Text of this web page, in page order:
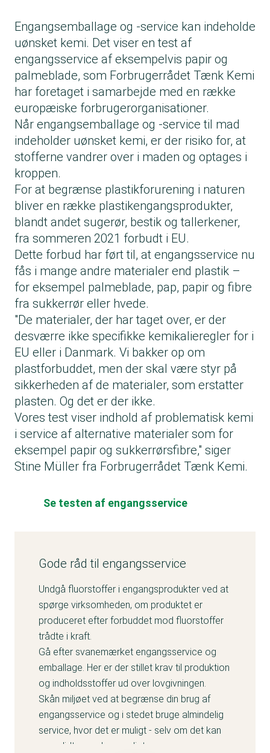
Engangsemballage og -service kan indeholde
uønsket kemi. Det viser en test af
engangsservice af eksempelvis papir og
palmeblade, som Forbrugerrådet Tænk Kemi
har foretaget i samarbejde med en række
europæiske forbrugerorganisationer.
Når engangsemballage og -service til mad
indeholder uønsket kemi, er der risiko for, at
stofferne vandrer over i maden og optages i
kroppen.
For at begrænse plastikforurening i naturen
bliver en række plastikengangsprodukter,
blandt andet sugerør, bestik og tallerkener,
fra sommeren 2021 forbudt i EU.
Dette forbud har ført til, at engangsservice nu
fås i mange andre materialer end plastik –
for eksempel palme­blade, pap, papir og fibre
fra sukkerrør eller hvede.
"De materialer, der har taget over, er der
desværre ikke specifikke kemikalieregler for i
EU eller i Danmark. Vi bakker op om
plastforbuddet, men der skal være styr på
sikkerheden af de materialer, som erstatter
plasten. Og det er der ikke.
Vores test viser indhold af problema­tisk kemi
i service af alternative materialer som for
eksempel papir og sukkerrørsfibre," siger
Stine ­Müller fra Forbrugerrådet Tænk Kemi.
Se testen af engangsservice
Gode råd til engangsservice
Undgå fluorstoffer i engangsprodukter ved at
spørge virksomheden, om produktet er
produceret efter forbuddet mod fluorstoffer
trådte i kraft.
Gå efter svanemærket engangsservice og
emballage. Her er der stillet krav til produktion
og indholdsstoffer ud over lovgivningen.
Skån miljøet ved at begrænse din brug af
engangsservice og i stedet bruge almindelig
service, hvor det er muligt - selv om det kan
være lidt mere besværligt.